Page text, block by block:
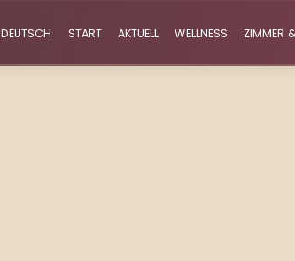
DEUTSCH START AKTUELL WELLNESS ZIMMER